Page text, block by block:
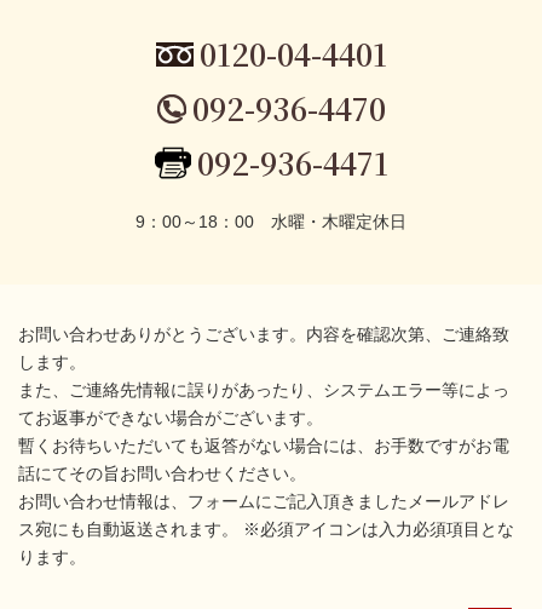
0120-04-4401
092-936-4470
092-936-4471
9：00～18：00 水曜・木曜定休日
お問い合わせありがとうございます。内容を確認次第、ご連絡致
します。
また、ご連絡先情報に誤りがあったり、システムエラー等によっ
てお返事ができない場合がございます。
暫くお待ちいただいても返答がない場合には、お手数ですがお電
話にてその旨お問い合わせください。
お問い合わせ情報は、フォームにご記入頂きましたメールアドレ
ス宛にも自動返送されます。 ※必須アイコンは入力必須項目とな
ります。